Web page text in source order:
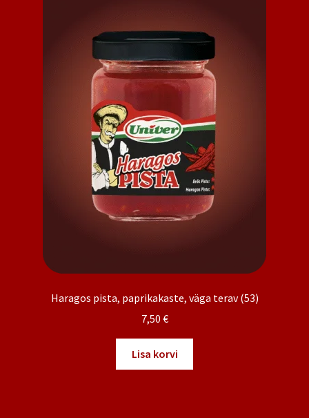
Haragos pista, paprikakaste, väga terav (53)
7,50 €
Lisa korvi